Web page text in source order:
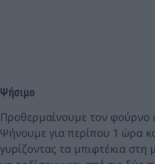
Ψήσιμο
Προθερμαίνουμε τον φούρνο
Ψήνουμε για περίπου 1 ώρα
γυρίζοντας τα μπιφτέκια στη